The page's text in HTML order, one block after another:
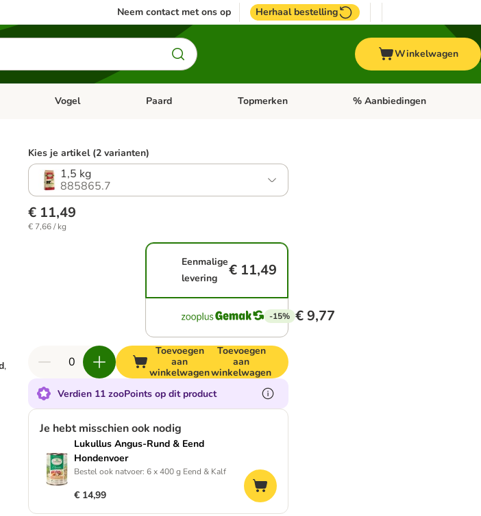
Neem contact met ons op Herhaal bestelling
Winkelwagen
menu: Kleine dieren
Open categorie menu: Vis
Vogel Open categorie menu: Vogel
Paard Open categorie menu: Paard
Topmerken Open categorie menu:
% Aanbiedingen
,
Kies je artikel (2 varianten)
1,5 kg
885865.7
€ 11,49
€ 7,66 / kg
Eenmalige
levering
€ 11,49
-15% € 9,77
Toevoegen
aan
winkelwagen
Toevoegen
aan
winkelwagen
Verdien 11 zooPoints op dit product
Je hebt misschien ook nodig
Lukullus Angus-Rund & Eend
Hondenvoer
Bestel ook natvoer: 6 x 400 g Eend & Kalf
€ 14,99